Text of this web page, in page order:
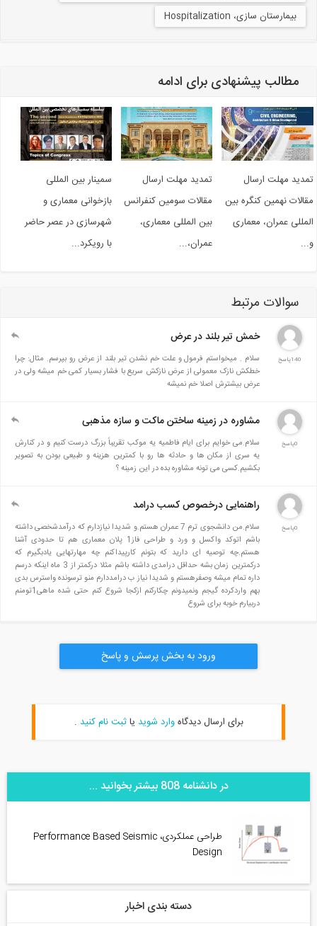
بیمارستان سازی، Hospitalization
مطالب پیشنهادی برای ادامه
مهلت ارسال
نهمین کنگره بین
عمران، معماری
تمدید مهلت ارسال
مقالات سومین کنفرانس
بین المللی معماری،
عمران،...
سمینار بین المللی
بازخوانی معماری و
شهرسازی در عصر حاضر
با رویکرد...
سوالات مرتبط
خمش تیر بلند در عرض
سلام . میخواستم فرمول و علت خم نشدن تیر بلند از عرض رو بپرسم. مثال: چرا
خطکش نازک معمولی از عرض نازکش سریع با فشار بسیار کمی خم میشه ولی در
عرض بیشترش اصلا خم نمیشه
مشاوره در زمینه ساختن ماکت و سازه مذهبی
سلام.می خوایم برای ایام فاطمیه یه موکب تقریباً بزرگ درست کنیم و در کنارش
یه سری از مکان ها و حادثه ها رو با کمترین هزینه و طبیعی بودن به تصویر
بکشیم.کسی می تونه مشاوره بده در این زمینه ؟
راهنمایی درخصوص کسب درامد
سلام.من دانشجوی ترم 7 عمران هستم.و شدیدا نیازدارم که درآمدشخصی داشته
باشم اتوکد واکسل و ورد و طراحی فاز1 پلان معماری هم تا حدودی آشنا
هستم.چه توصیه ای دارید که بتونم کارپیداکنم چه مهارتهایی یادبگیرم که
درکمترین زمان بشه حداقل درامدی داشته باشم مثلا درکمتر از 3 ماه اینکه درسم
داره تمام میشه وصفرهستم و شدیدا نیاز ب درامددارم منو ترسونده واسترس بدی
بهم واردکرده گیجم ونمیدونم چکارکنم ازکجا شروع کنم حتی شده ماهی1تومنم
دربیارم خوبه برای شروع
ورود به بخش پرسش و پاسخ
برای ارسال دیدگاهوارد شویدیا ثبت نام کنید.
در دانشنامه 808 بیشتر بخوانید ...
طراحی عملکردی، Performance Based Seismic
Design
دسته بندی اخبار